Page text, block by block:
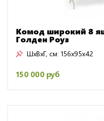
Комод широкий 8
Голден Роуз
ШxВxГ, см: 156x95x42
150 000 руб